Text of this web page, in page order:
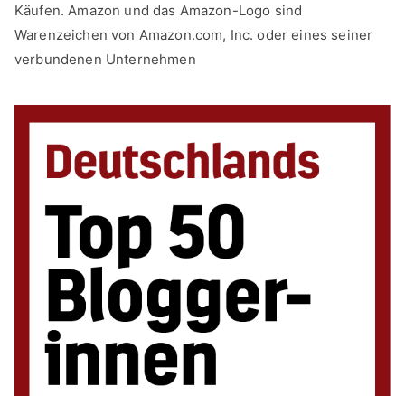
Käufen. Amazon und das Amazon-Logo sind
Warenzeichen von Amazon.com, Inc. oder eines seiner
verbundenen Unternehmen